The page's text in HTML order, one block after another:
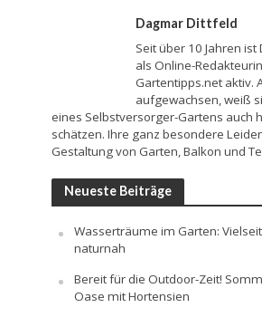
Dagmar Dittfeld
Seit über 10 Jahren
als Online-
Gartentipps.net aktiv.
aufgewachsen, weiß
eines Selbstversorger-Gartens auch
schätzen. Ihre ganz besondere
Gestaltung von Garten, Balkon und
Neueste Beiträge
Wasserträume im Garten:
naturnah
Bereit für die Outdoor-Zeit!
Oase mit Hortensien